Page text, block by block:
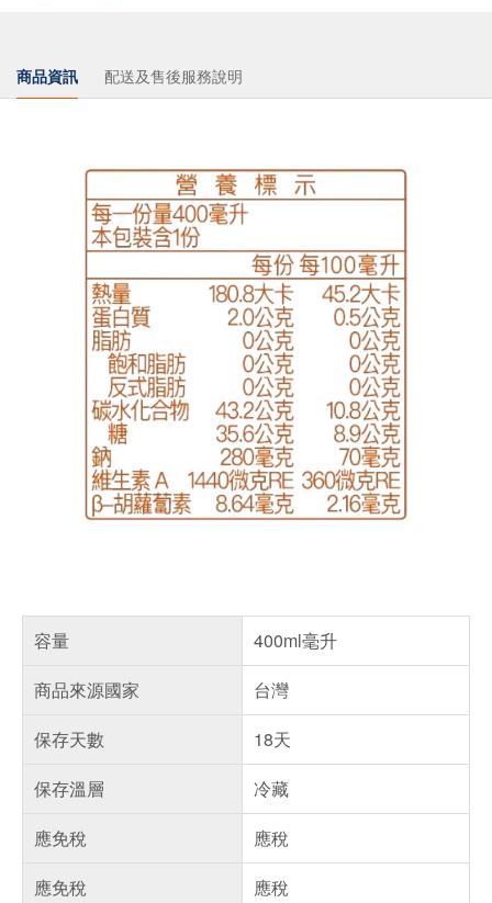
商品資訊 配送及售後服務說明
容量
400ml毫升
商品來源國家
台灣
保存天數
18天
保存溫層
冷藏
應免稅
應稅
應免稅
應稅